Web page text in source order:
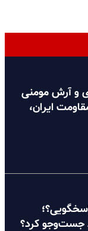
و آرش مومنی
ایران،
جست‌وجو کرد؟